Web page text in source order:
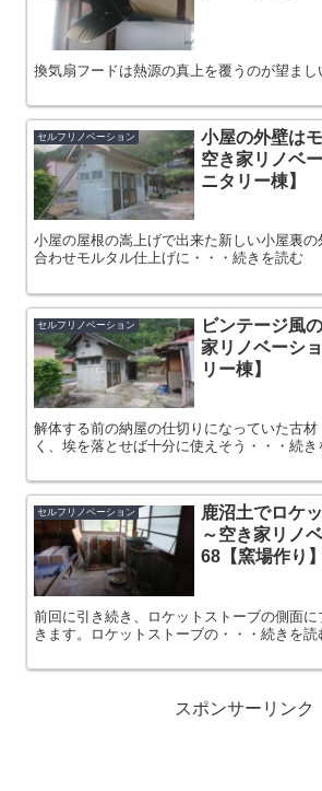
換気扇フードは熱源の真上を覆うのが望ま
セルフリノベーション
小屋の外壁は
空き家リノベ
ニタリー棟】
小屋の屋根の嵩上げで出来た新しい小屋裏
合わせモルタル仕上げに・・・続きを読む
セルフリノベーション
ビンテージ風
家リノベーシ
リー棟】
解体する前の納屋の仕切りになっていた古材
く、埃を落とせば十分に使えそう・・・続き
セルフリノベーション
鹿沼土でロケ
～空き家リノ
68【窯場作り】
前回に引き続き、ロケットストーブの側面
きます。ロケットストーブの・・・続きを読
スポンサーリンク